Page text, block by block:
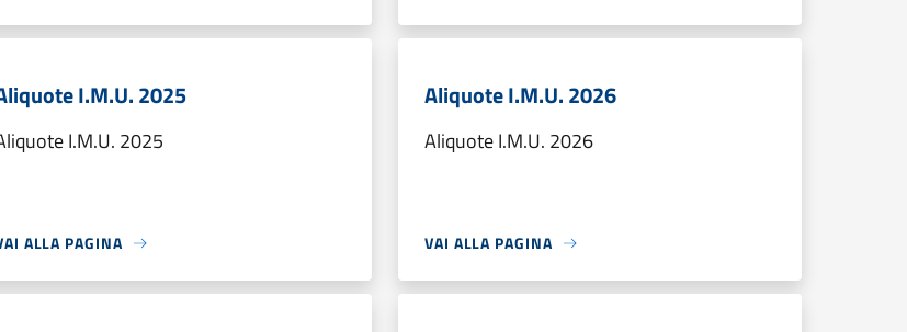
I.M.U. 2025
I.M.U. 2025
ALLA PAGINA
Aliquote I.M.U. 2026
Aliquote I.M.U. 2026
VAI ALLA PAGINA